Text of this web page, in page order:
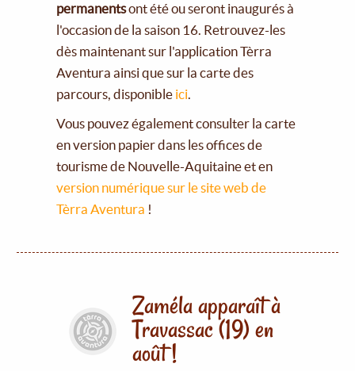
permanentsont été ou seront inaugurés à
l'occasion de la saison 16. Retrouvez-les
dès maintenant sur l'application Tèrra
Aventura ainsi que sur la carte des
parcours, disponible ici.
Vous pouvez également consulter la carte
en version papier dans les offices de
tourisme de Nouvelle-Aquitaine et en
version numérique sur le site web de
Tèrra Aventura !
Zaméla apparaît à
Travassac (19) en
août !